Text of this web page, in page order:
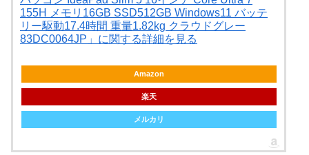
155H メモリ16GB SSD512GB Windows11 バッテ
リー駆動17.4時間 重量1.82kg クラウドグレー
83DC0064JP」に関する詳細を見る
Amazon
楽天
メルカリ